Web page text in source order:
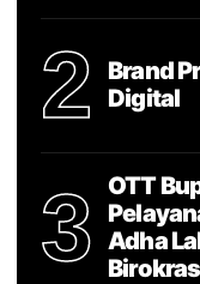
2
Brand
Digital
3
OTT
Adha